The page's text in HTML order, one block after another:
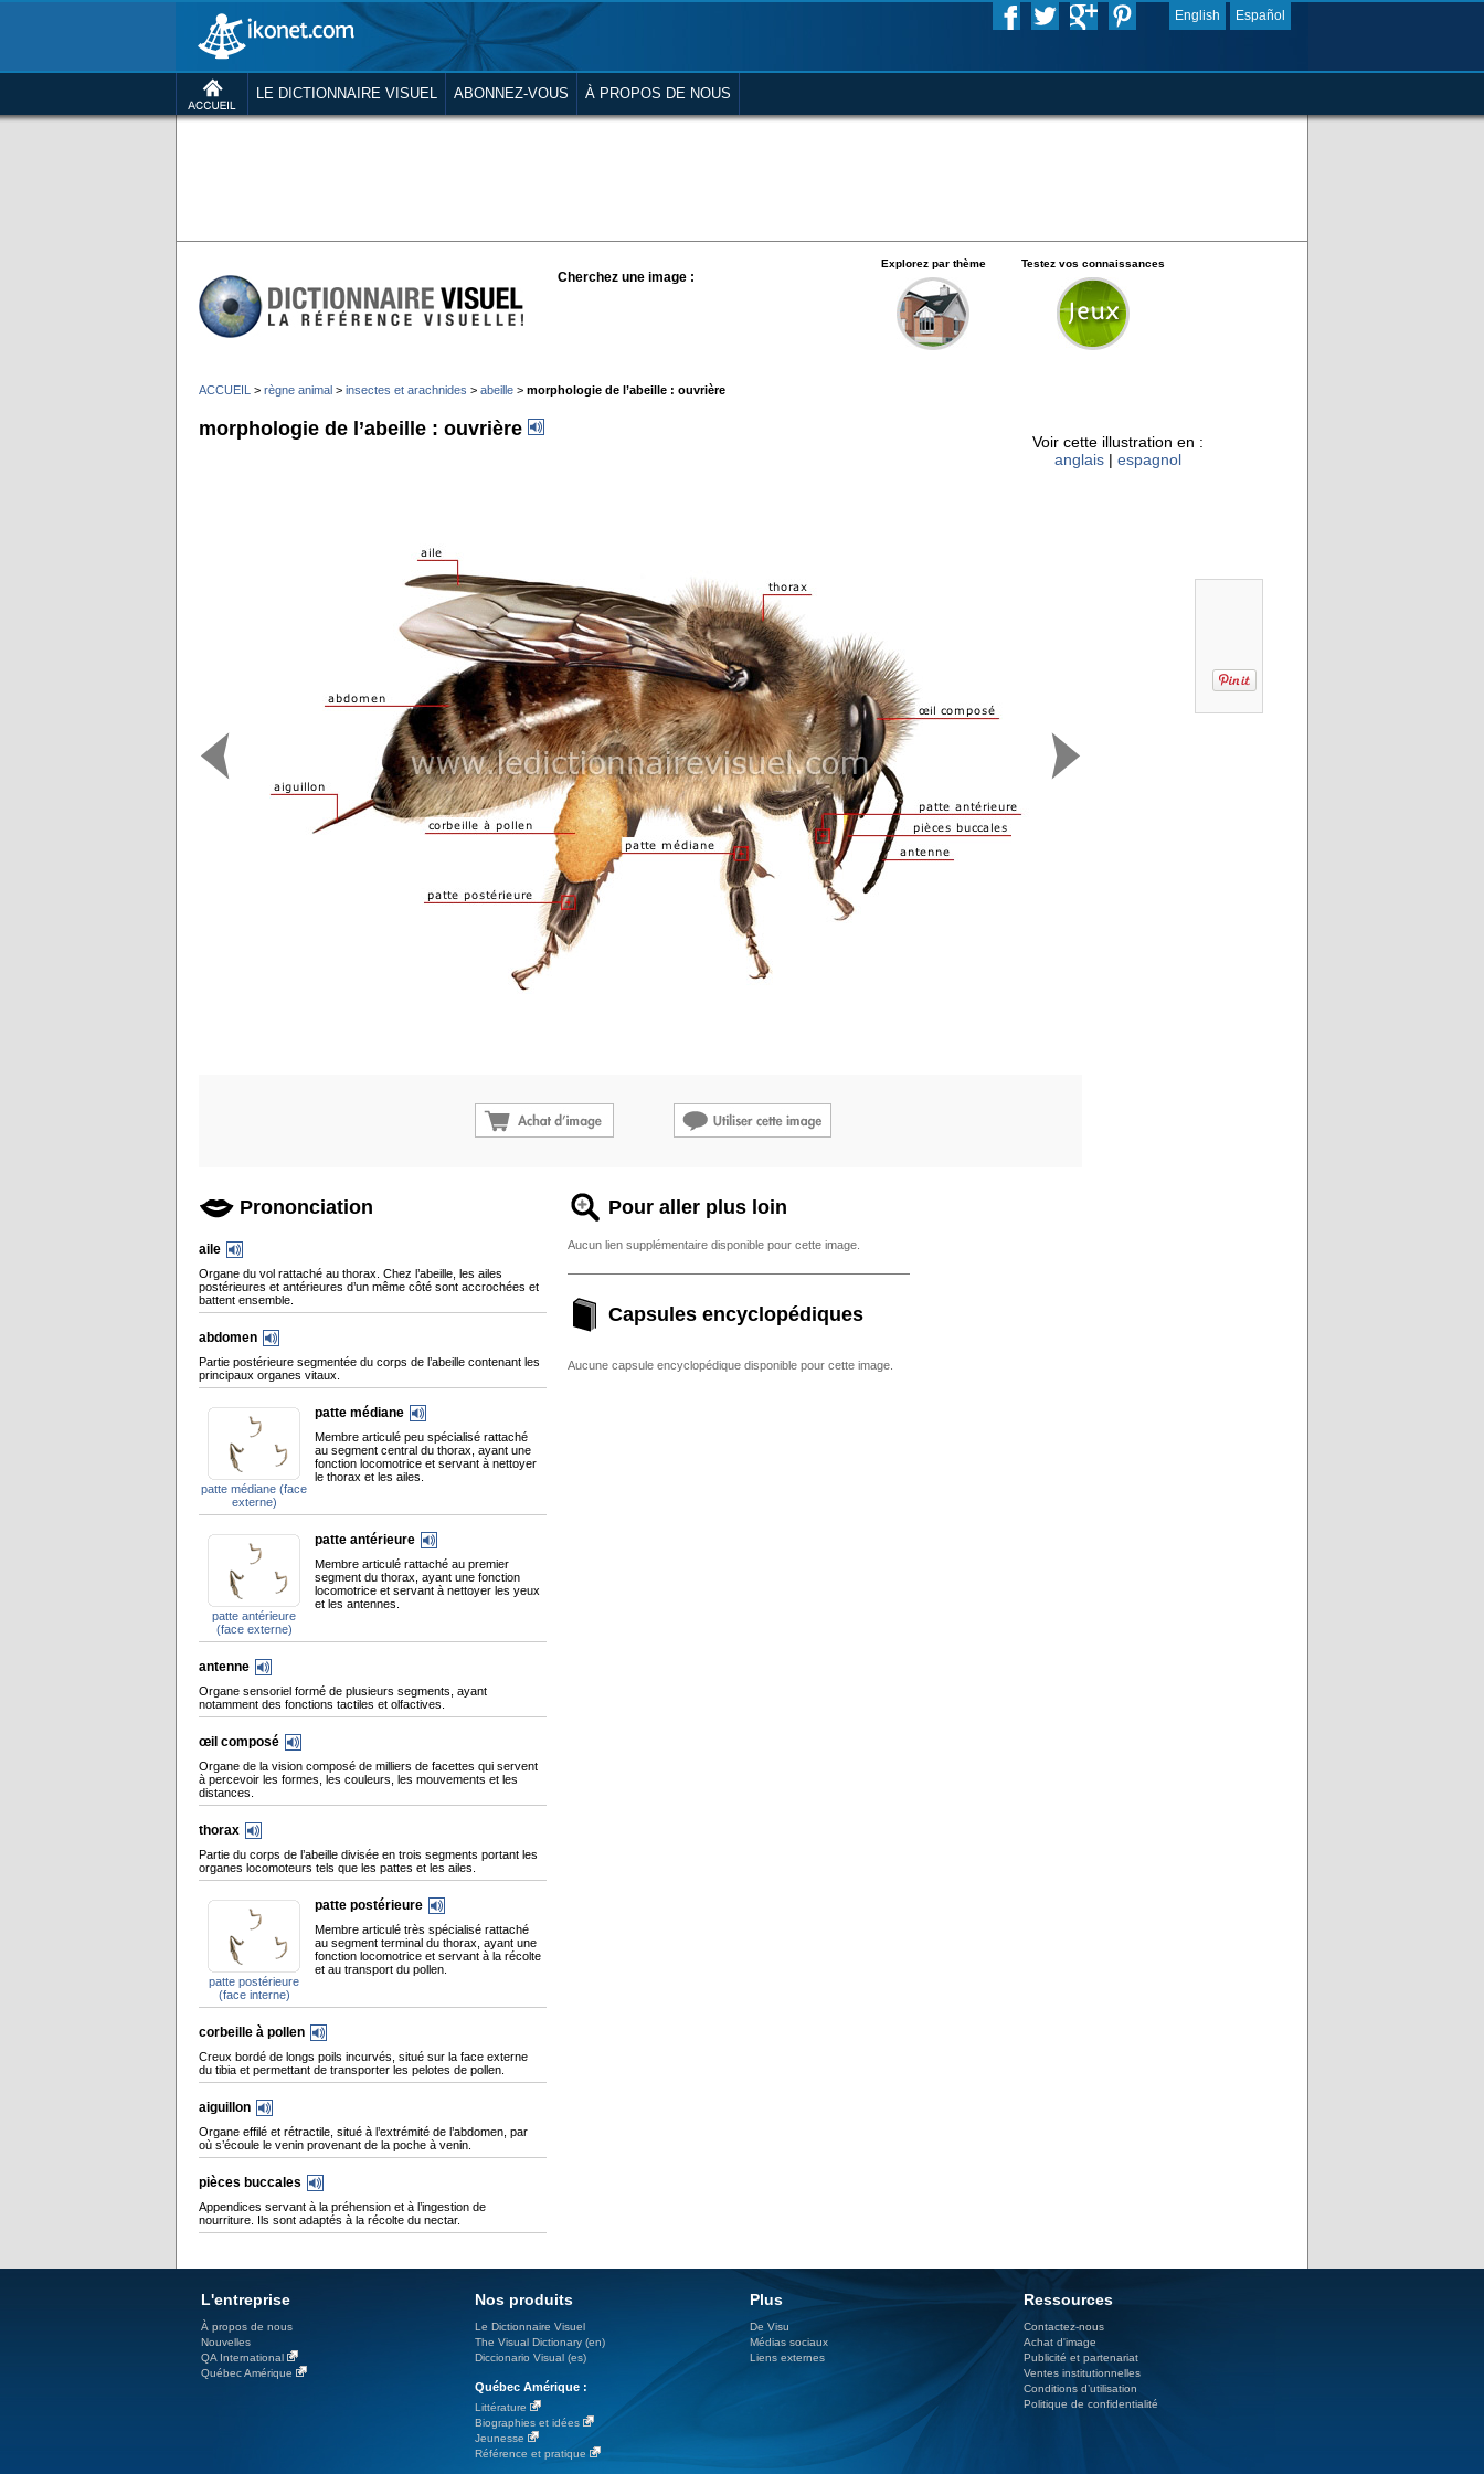
English Español
LE DICTIONNAIRE VISUEL ABONNEZ-VOUS À PROPOS DE NOUS
Cherchez une image :
Explorez par thème Testez vos connaissances
ACCUEIL > règne animal > insectes et arachnides > abeille > morphologie de l’abeille : ouvrière
morphologie de l’abeille : ouvrière
Voir cette illustration en :
anglais | espagnol
Prononciation
aile
Organe du vol rattaché au thorax. Chez l’abeille, les ailes
postérieures et antérieures d’un même côté sont accrochées et
battent ensemble.
abdomen
Partie postérieure segmentée du corps de l’abeille contenant les
principaux organes vitaux.
patte médiane (face
externe)
patte médiane
Membre articulé peu spécialisé rattaché
au segment central du thorax, ayant une
fonction locomotrice et servant à nettoyer
le thorax et les ailes.
patte antérieure
(face externe)
patte antérieure
Membre articulé rattaché au premier
segment du thorax, ayant une fonction
locomotrice et servant à nettoyer les yeux
et les antennes.
antenne
Organe sensoriel formé de plusieurs segments, ayant
notamment des fonctions tactiles et olfactives.
œil composé
Organe de la vision composé de milliers de facettes qui servent
à percevoir les formes, les couleurs, les mouvements et les
distances.
thorax
Partie du corps de l’abeille divisée en trois segments portant les
organes locomoteurs tels que les pattes et les ailes.
patte postérieure
(face interne)
patte postérieure
Membre articulé très spécialisé rattaché
au segment terminal du thorax, ayant une
fonction locomotrice et servant à la récolte
et au transport du pollen.
corbeille à pollen
Creux bordé de longs poils incurvés, situé sur la face externe
du tibia et permettant de transporter les pelotes de pollen.
aiguillon
Organe effilé et rétractile, situé à l’extrémité de l’abdomen, par
où s’écoule le venin provenant de la poche à venin.
pièces buccales
Appendices servant à la préhension et à l’ingestion de
nourriture. Ils sont adaptés à la récolte du nectar.
Pour aller plus loin
Aucun lien supplémentaire disponible pour cette image.
Capsules encyclopédiques
Aucune capsule encyclopédique disponible pour cette image.
L'entreprise
À propos de nous
Nouvelles
QA International
Québec Amérique
Nos produits
Le Dictionnaire Visuel
The Visual Dictionary (en)
Diccionario Visual (es)
Québec Amérique :
Littérature
Biographies et idées
Jeunesse
Référence et pratique
Plus
De Visu
Médias sociaux
Liens externes
Ressources
Contactez-nous
Achat d'image
Publicité et partenariat
Ventes institutionnelles
Conditions d’utilisation
Politique de confidentialité